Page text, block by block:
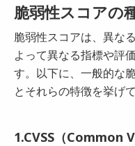
脆弱性スコアの
脆弱性スコアは、異な
よって異なる指標や評
す。以下に、一般的な
とそれらの特徴を挙げて
1.CVSS（Common